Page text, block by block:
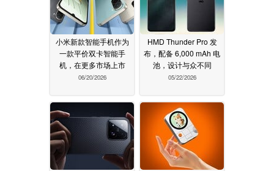
小米新款智能手机作为
一款平价双卡智能手
机，在更多市场上市
06/20/2026
HMD Thunder Pro 发
布，配备 6,000 mAh 电
池，设计与众不同
05/22/2026